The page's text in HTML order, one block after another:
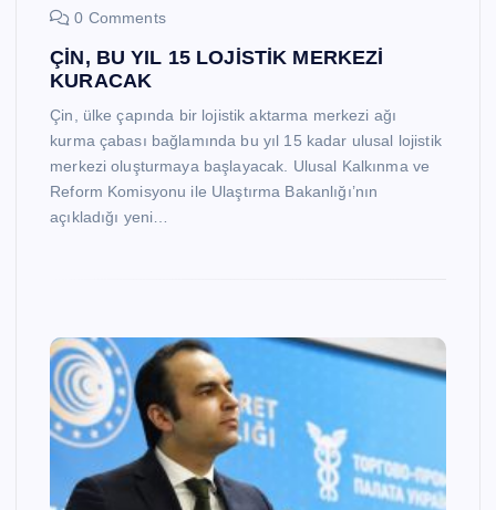
0 Comments
ÇİN, BU YIL 15 LOJİSTİK MERKEZİ
KURACAK
Çin, ülke çapında bir lojistik aktarma merkezi ağı
kurma çabası bağlamında bu yıl 15 kadar ulusal lojistik
merkezi oluşturmaya başlayacak. Ulusal Kalkınma ve
Reform Komisyonu ile Ulaştırma Bakanlığı’nın
açıkladığı yeni…